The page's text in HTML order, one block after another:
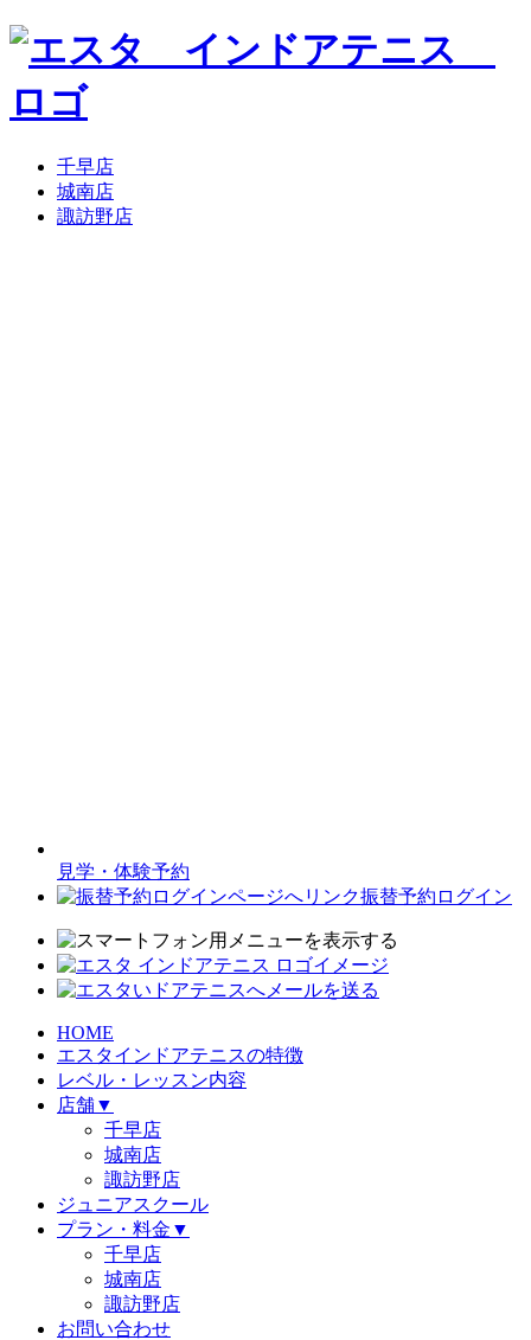
千早店
城南店
諏訪野店
見学・体験予約
振替予約ログイン
HOME
エスタインドアテニスの特徴
レベル・レッスン内容
店舗▼
千早店
城南店
諏訪野店
ジュニアスクール
プラン・料金 ▼
千早店
城南店
諏訪野店
お問い合わせ